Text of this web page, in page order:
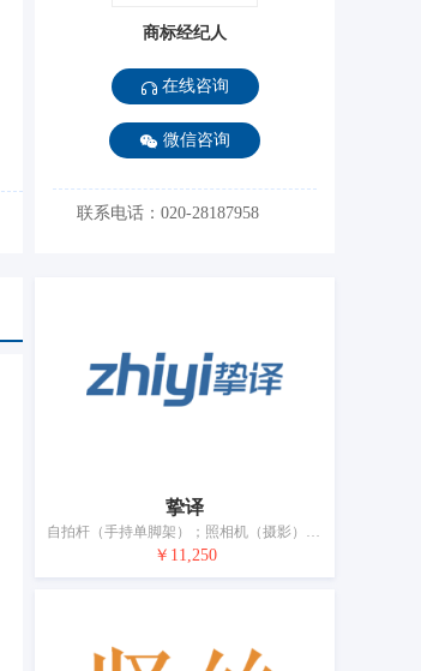
商标经纪人
在线咨询
微信咨询
联系电话：020-28187958
挚译
自拍杆（手持单脚架）；照相机（摄影）；电子防盗装置
￥11,250